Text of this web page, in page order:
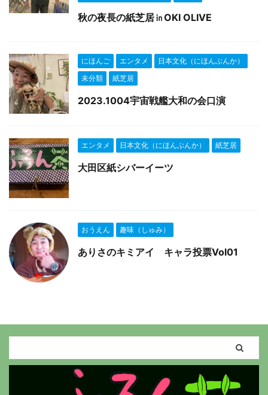
秋の夜長の紙芝居㏌OKI OLIVE
にほんご エンタメ
日本文化（にほんぶんか）
未分類
紙芝居
2023.1004宇宙戦艦大和の会口演
エンタメ 日本文化（にほんぶんか） 紙芝居
大田区紙シバーイーツ
おうえん 趣味（しゅみ）
ありさのキミアイ キャラ投票Vol01